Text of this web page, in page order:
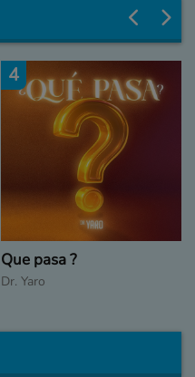
5
Pina Colada